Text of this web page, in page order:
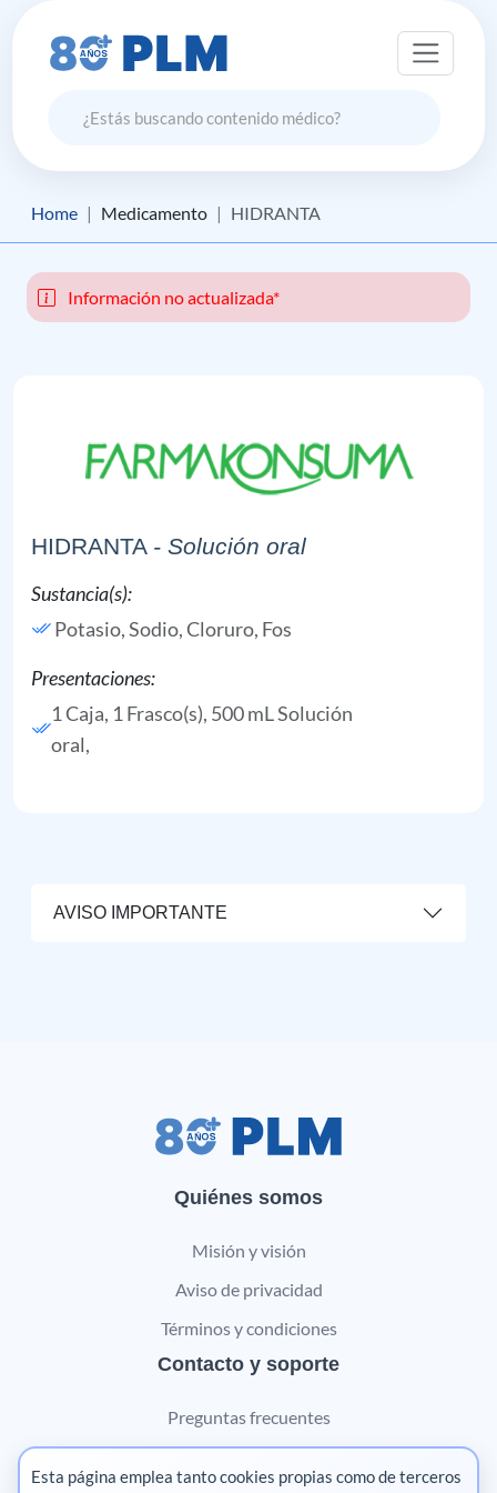
Home Medicamento HIDRANTA
Información no actualizada*
HIDRANTA - Solución oral
Sustancia(s):
Potasio,Sodio,Cloruro, Fos
Presentaciones:
1 Caja, 1 Frasco(s), 500 mL Solución
oral,
AVISO IMPORTANTE
Quiénes somos
Misión y visión
Aviso de privacidad
Términos y condiciones
Contacto y soporte
Preguntas frecuentes
Contáctanos
Esta página emplea tanto cookies propias como de terceros